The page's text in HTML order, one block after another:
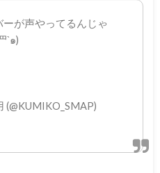
が声やってるんじゃ
`๑)